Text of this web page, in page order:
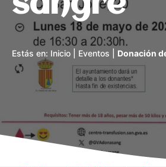
Estás en: Inicio Eventos Donación